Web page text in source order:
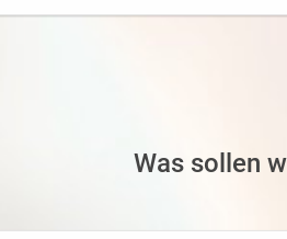
Was sollen